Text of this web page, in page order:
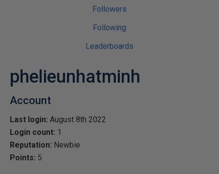
Followers
Following
Leaderboards
phelieunhatminh
Account
Last login: August 8th 2022
Login count: 1
Reputation: Newbie
Points: 5